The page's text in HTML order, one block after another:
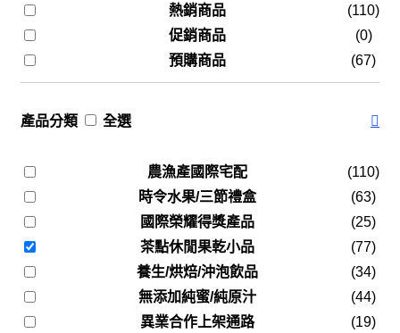
熱銷商品
(110)
促銷商品
(0)
預購商品
(67)
產品分類 全選
農漁產國際宅配
(110)
時令水果/三節禮盒
(63)
國際榮耀得獎產品
(25)
茶點休閒果乾小品
(77)
養生/烘焙/沖泡飲品
(34)
無添加純蜜/純原汁
(44)
異業合作上架通路
(19)